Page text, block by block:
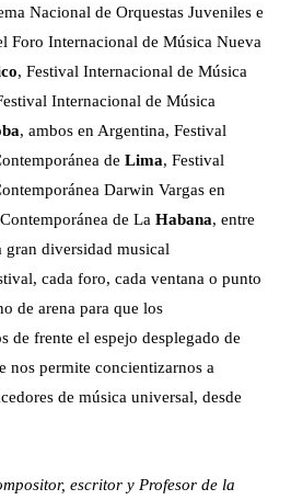
Nacional de Orquestas Juveniles e
Foro Internacional de Música Nueva
, Festival Internacional de Música
Internacional de Música
, ambos en Argentina, Festival
de Lima, Festival
Darwin Vargas en
de La Habana, entre
gran diversidad musical
cada foro, cada ventana o punto
de arena para que los
de frente el espejo desplegado de
nos permite concientizarnos a
de música universal, desde
escritor y Profesor de la